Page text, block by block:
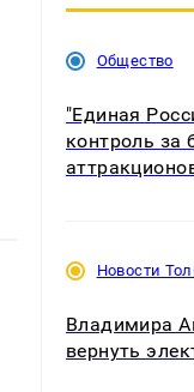
Общество
"Единая
контроль за
Новости
Владимира
вернуть